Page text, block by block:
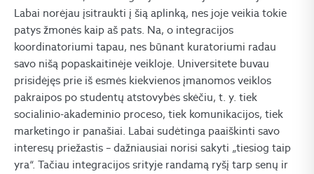
Labai norėjau įsitraukti į šią aplinką, nes joje veikia tokie
patys žmonės kaip aš pats. Na, o integracijos
koordinatoriumi tapau, nes būnant kuratoriumi radau
savo nišą popaskaitinėje veikloje. Universitete buvau
prisidėjęs prie iš esmės kiekvienos įmanomos veiklos
pakraipos po studentų atstovybės skėčiu, t. y. tiek
socialinio-akademinio proceso, tiek komunikacijos, tiek
marketingo ir panašiai. Labai sudėtinga paaiškinti savo
interesų priežastis – dažniausiai norisi sakyti „tiesiog taip
yra“. Tačiau integracijos srityje randamą ryšį tarp senų ir